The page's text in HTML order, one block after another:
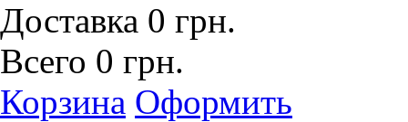
Доставка 0 грн.
Всего 0 грн.
Корзина Оформить